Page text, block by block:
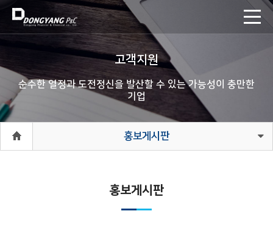
고객지원
순수한 열정과 도전정신을 발산할 수 있는 가능성이 충만한
기업
홍보게시판
홍보게시판